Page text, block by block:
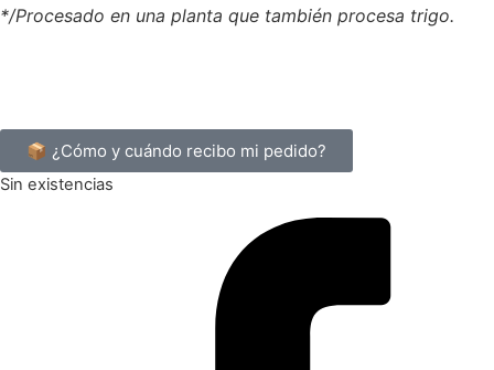
*/Procesado en una planta que también procesa trigo.
📦 ¿Cómo y cuándo recibo mi pedido?
Sin existencias